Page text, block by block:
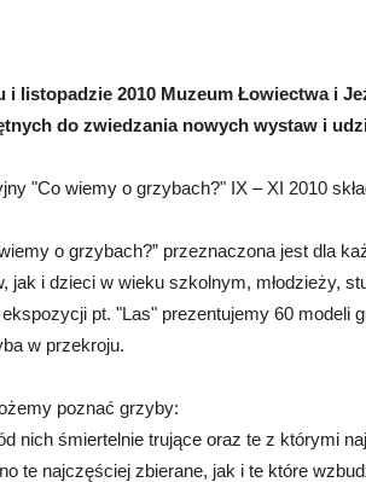
i listopadzie 2010 Muzeum Łowiectwa i
do zwiedzania nowych wystaw i
"Co wiemy o grzybach?" IX – XI 2010
o grzybach?” przeznaczona jest dla
jak i dzieci w wieku szkolnym, młodzieży,
ekspozycji pt. "Las" prezentujemy 60 modeli
w przekroju.
poznać grzyby:
nich śmiertelnie trujące oraz te z którymi
te najczęściej zbierane, jak i te które